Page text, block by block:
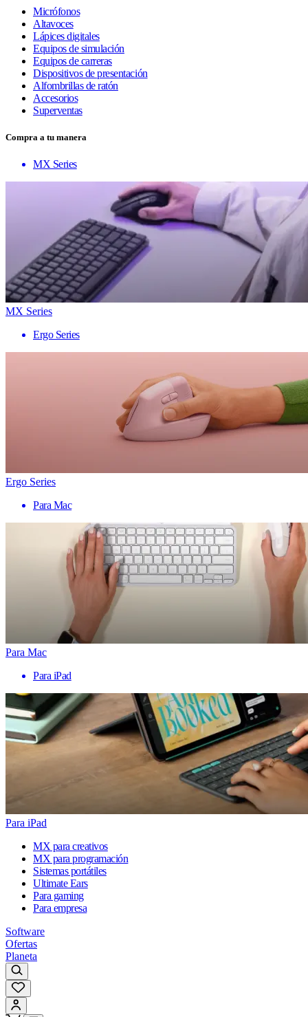
Micrófonos
Altavoces
Lápices digitales
Equipos de simulación
Equipos de carreras
Dispositivos de presentación
Alfombrillas de ratón
Accesorios
Superventas
Compra a tu manera
MX Series
MX Series
Ergo Series
Ergo Series
Para Mac
Para Mac
Para iPad
Para iPad
MX para creativos
MX para programación
Sistemas portátiles
Ultimate Ears
Para gaming
Para empresa
Software
Ofertas
Planeta